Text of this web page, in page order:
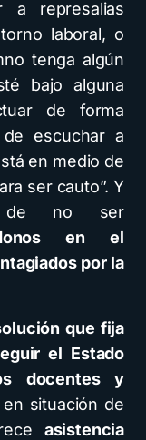
represalias
laboral, o
tenga algún
bajo alguna
de forma
escuchar a
en medio de
ser cauto”. Y
de no ser
en el
por la
que fija
el Estado
docentes y
situación de
asistencia